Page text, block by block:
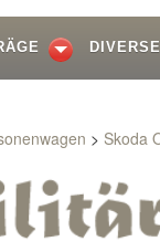
DIVERSE
> Skoda